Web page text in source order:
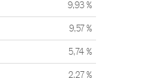
9,93 %
9,57 %
5,74 %
2,27 %